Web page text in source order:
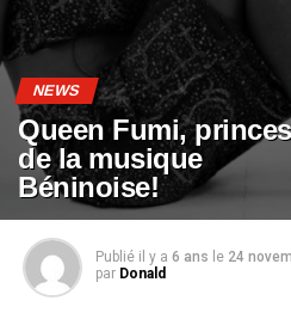
NEWS
Queen Fumi,
de la musique
Béninoise!
Publié il y a 6 ans le 24
par Donald